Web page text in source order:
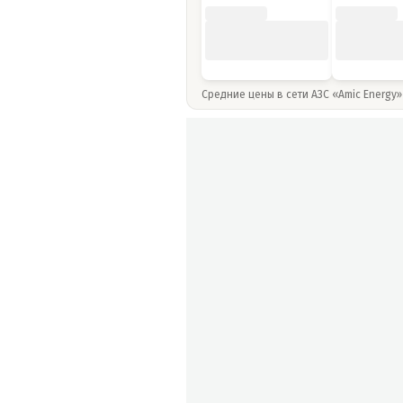
Средние цены в сети АЗС «Amic